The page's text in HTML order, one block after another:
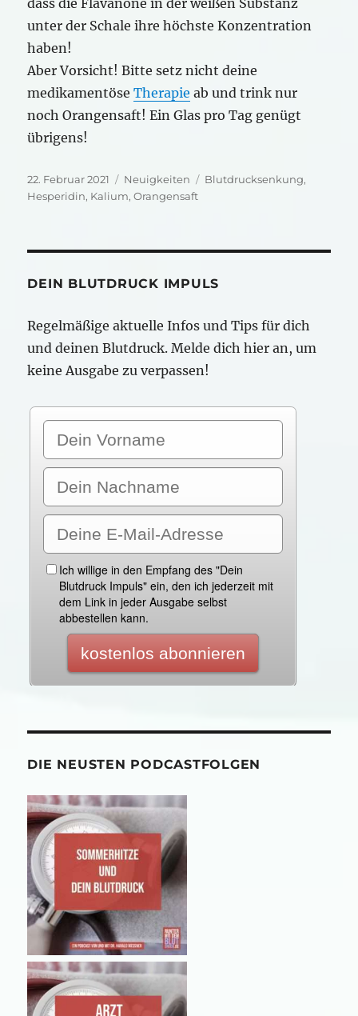
unter der Schale ihre höchste Konzentration
haben!
Aber Vorsicht! Bitte setz nicht deine
medikamentöseTherapie ab und trink nur
noch Orangensaft! Ein Glas pro Tag genügt
übrigens!
Veröffentlicht
am
22. Februar 2021 Kategorien
Neuigkeiten Schlagwörter
Blutdrucksenkung,
Hesperidin, Kalium,Orangensaft
DEIN BLUTDRUCK IMPULS
Regelmäßige aktuelle Infos und Tips für dich
und deinen Blutdruck. Melde dich hier an, um
keine Ausgabe zu verpassen!
DIE NEUSTEN PODCASTFOLGEN